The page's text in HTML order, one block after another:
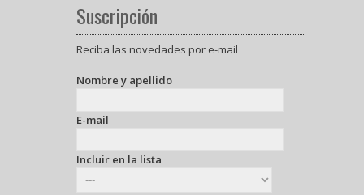
Suscripción
Reciba las novedades por e-mail
Nombre y apellido
E-mail
Incluir en la lista